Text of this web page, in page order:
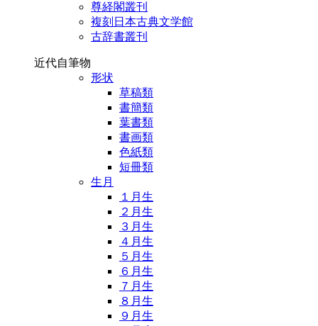
尊経閣叢刊
複刻日本古典文学館
古辞書叢刊
近代自筆物
形状
草稿類
書簡類
葉書類
書画類
色紙類
短冊類
生月
１月生
２月生
３月生
４月生
５月生
６月生
７月生
８月生
９月生